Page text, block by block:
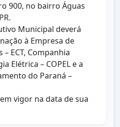
900, no bairro Águas
Municipal deverá
à Empresa de
ECT, Companhia
Elétrica – COPEL e a
do Paraná –
vigor na data de sua